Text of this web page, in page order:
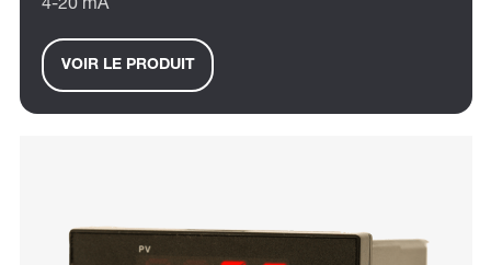
4-20 mA
VOIR LE PRODUIT